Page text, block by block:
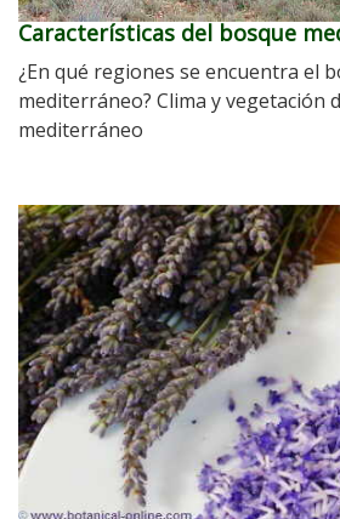
Características del bosque
¿En qué regiones se encuentra el
mediterráneo? Clima y vegetación
mediterráneo